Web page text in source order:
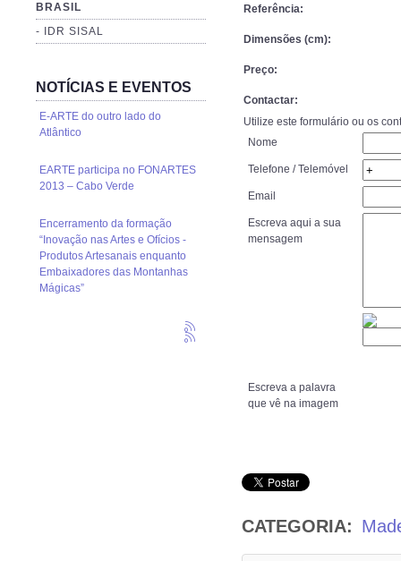
BRASIL
- IDR SISAL
NOTÍCIAS E EVENTOS
E-ARTE do outro lado do
Atlântico
EARTE participa no FONARTES
2013 – Cabo Verde
Encerramento da formação
“Inovação nas Artes e Ofícios -
Produtos Artesanais enquanto
Embaixadores das Montanhas
Mágicas”
Referência:
Dimensões (cm):
Preço:
Contactar:
Utilize este formulário ou os
Nome
Telefone / Telemóvel
Email
Escreva aqui a sua
mensagem
Escreva a palavra
que vê na imagem
CATEGORIA: